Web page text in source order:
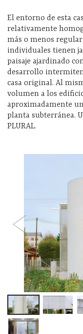
El entorno de esta
relativamente
más o menos
individuales tienen
paisaje ajardinado
desarrollo
casa original. Al
volumen a los
aproximadamente
planta subterránea.
PLURAL.